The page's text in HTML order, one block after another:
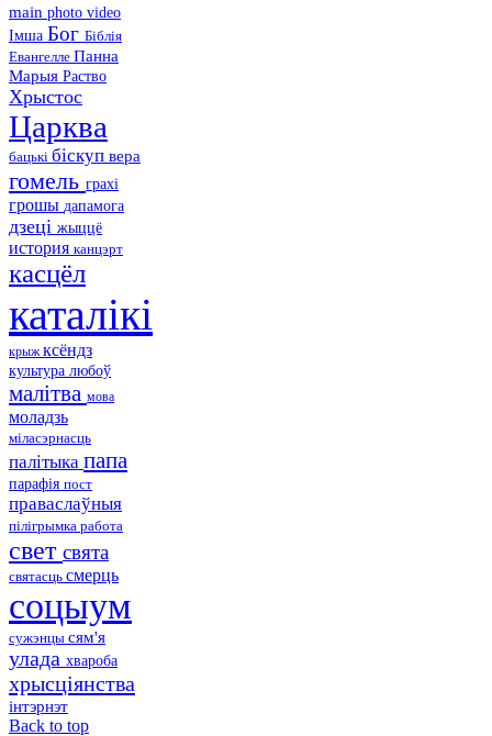
main photo video
Імша Бог Біблія
Евангелле Панна
Марыя Раство
Хрыстос
Царква
бацькі біскуп вера
гомель грахі
грошы дапамога
дзеці жыццё
история канцэрт
касцёл
каталікі
крыж ксёндз
культура любоў
малітва мова
моладзь
міласэрнасць
палітыка папа
парафія пост
праваслаўныя
пілігрымка работа
свет свята
святасць смерць
соцыум
сужэнцы сям'я
улада хвароба
хрысціянства
інтэрнэт
Back to top